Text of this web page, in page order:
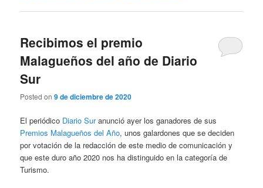
Recibimos el premio
Malagueños del año de Diario
Sur
Posted on9 de diciembre de 2020
El periódico Diario Suranunció ayer los ganadores de sus
Premios Malagueños del Año, unos galardones que se deciden
por votación de la redacción de este medio de comunicación y
que este duro año 2020 nos ha distinguido en la categoría de
Turismo.